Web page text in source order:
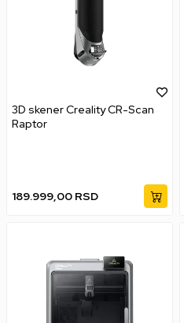
3D skener Creality CR-Scan
Raptor
189.999,00 RSD